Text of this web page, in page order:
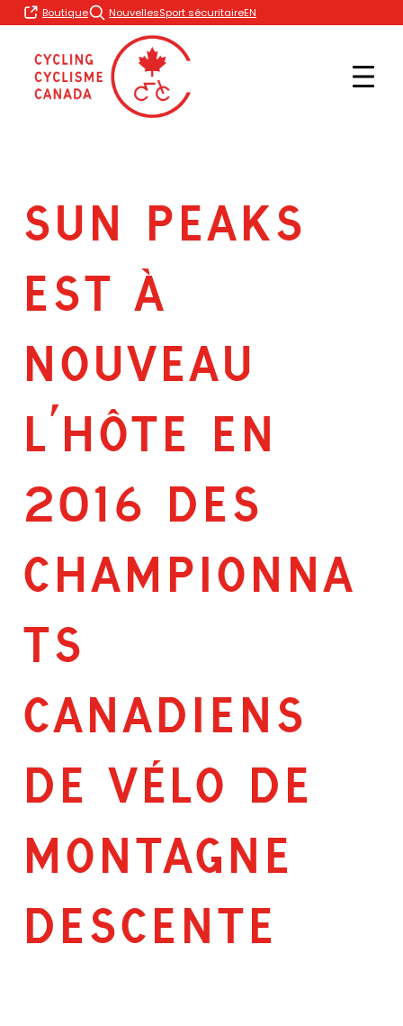
Skip
to
Boutique NouvellesSport sécuritaireEN
SUN PEAKS
EST À
NOUVEAU
L’HÔTE EN
2016 DES
CHAMPIONNA
TS
CANADIENS
DE VÉLO DE
MONTAGNE
DESCENTE